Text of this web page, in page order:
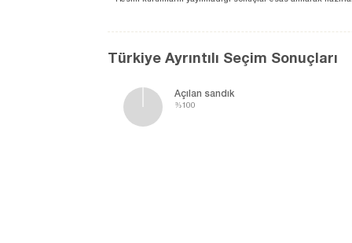
Türkiye Ayrıntılı Seçim Sonuçları
Açılan sandık
%100